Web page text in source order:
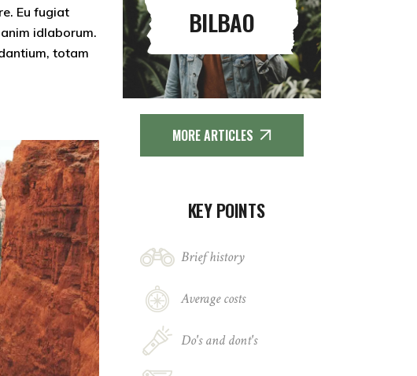
Eu fugiat
idlaborum.
totam
BILBAO
MORE ARTICLES
KEY POINTS
Brief history
Average costs
Do's and dont's